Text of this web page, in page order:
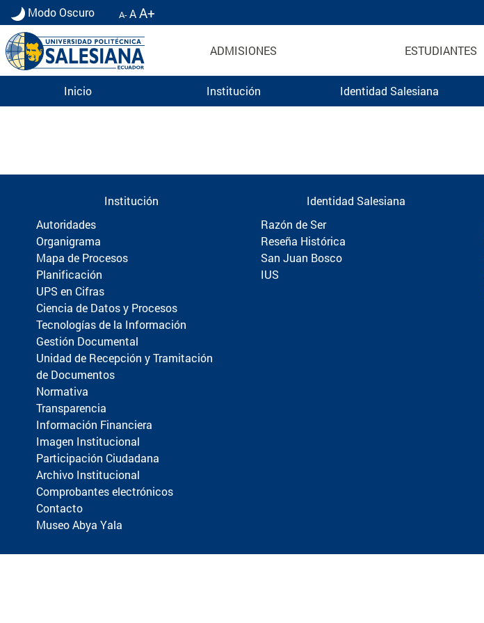
Modo Oscuro A-AA+
ADMISIONES ESTUDIANTES
Inicio Institución Identidad Salesiana
Información para Graduados UPS | Universidad Politécnica
Institución
Autoridades
Organigrama
Mapa de Procesos
Planificación
UPS en Cifras
Ciencia de Datos y Procesos
Tecnologías de la Información
Gestión Documental
Unidad de Recepción y Tramitación
de Documentos
Normativa
Transparencia
Información Financiera
Imagen Institucional
Participación Ciudadana
Archivo Institucional
Comprobantes electrónicos
Contacto
Museo Abya Yala
Identidad Salesiana
Razón de Ser
Reseña Histórica
San Juan Bosco
IUS